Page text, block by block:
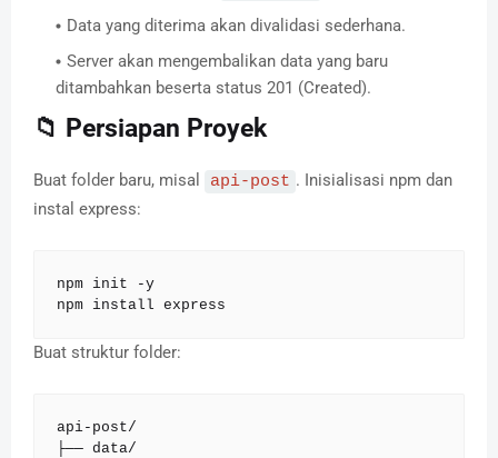
Data yang diterima akan divalidasi sederhana.
Server akan mengembalikan data yang baru
ditambahkan beserta status 201 (Created).
📁 Persiapan Proyek
Buat folder baru, misal api-post . Inisialisasi npm dan
instal express:
npm init -y
npm install express
Buat struktur folder:
api-post/
├── data/